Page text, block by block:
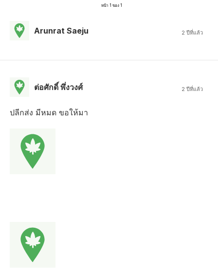
หน้า 1 ของ 1
Arunrat Saeju 2 ปีที่แล้ว
ต่อศักดิ์ พึ่งวงศ์ 2 ปีที่แล้ว
ปลีกส่ง มีหมด ขอให้มา